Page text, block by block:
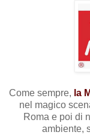
Come sempre, la
nel magico
Roma e poi di
ambiente,